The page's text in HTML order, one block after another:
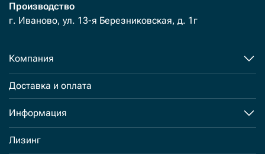
Производство
г. Иваново, ул. 13-я Березниковская, д. 1г
Компания
Доставка и оплата
Информация
Лизинг